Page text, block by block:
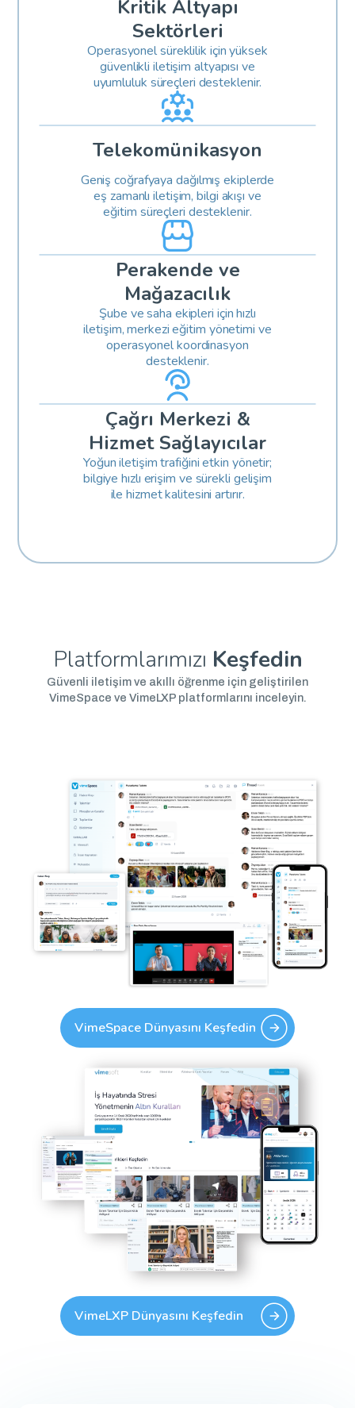
Kritik Altyapı
Sektörleri
Operasyonel süreklilik için yüksek
güvenlikli iletişim altyapısı ve
uyumluluk süreçleri desteklenir.
Telekomünikasyon
Geniş coğrafyaya dağılmış ekiplerde
eş zamanlı iletişim, bilgi akışı ve
eğitim süreçleri desteklenir.
Perakende ve
Mağazacılık
Şube ve saha ekipleri için hızlı
iletişim, merkezi eğitim yönetimi ve
operasyonel koordinasyon
desteklenir.
Çağrı Merkezi &
Hizmet Sağlayıcılar
Yoğun iletişim trafiğini etkin yönetir;
bilgiye hızlı erişim ve sürekli gelişim
ile hizmet kalitesini artırır.
Platformlarımızı Keşfedin
Güvenli iletişim ve akıllı öğrenme için geliştirilen
VimeSpace ve VimeLXP platformlarını inceleyin.
VimeSpace Dünyasını Keşfedin
VimeLXP Dünyasını Keşfedin